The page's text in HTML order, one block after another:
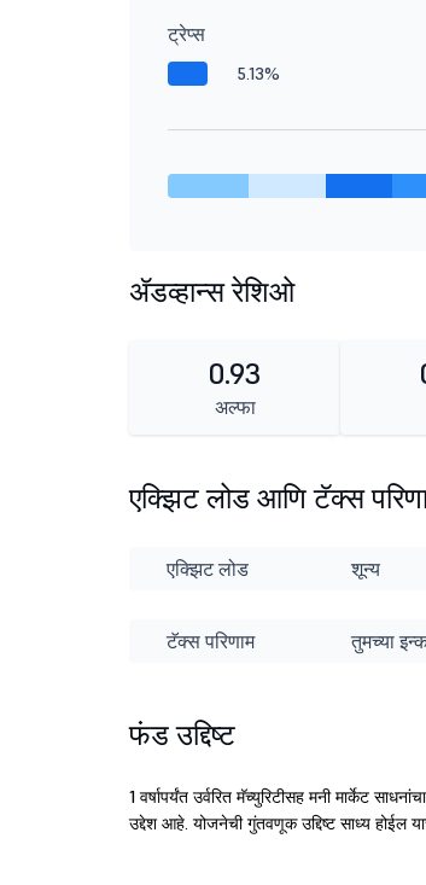
ट्रेप्स
5.13%
ॲडव्हान्स रेशिओ
0.93
अल्फा
एक्झिट लोड आणि टॅक्स
एक्झिट लोड शून्य
टॅक्स परिणाम तुमच्या
फंड उद्दिष्ट
1 वर्षापर्यंत उर्वरित मॅच्युरिटीसह मनी मार्केट
उद्देश आहे. योजनेची गुंतवणूक उद्दिष्ट साध्य होईल